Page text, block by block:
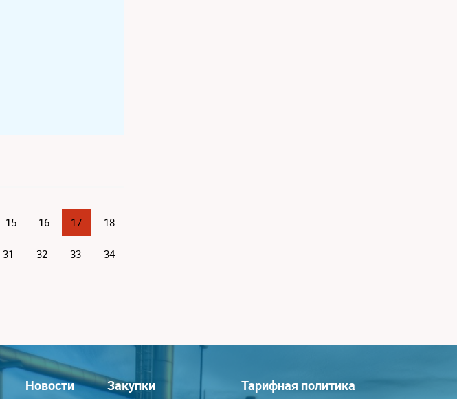
15 16 17 18
31 32 33 34
Новости Закупки Тарифная политика